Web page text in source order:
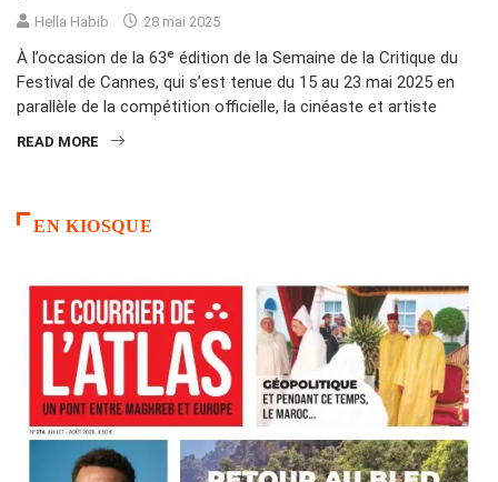
Hella Habib 28 mai 2025
À l’occasion de la 63ᵉ édition de la Semaine de la Critique du
Festival de Cannes, qui s’est tenue du 15 au 23 mai 2025 en
parallèle de la compétition officielle, la cinéaste et artiste
READ MORE
EN KIOSQUE